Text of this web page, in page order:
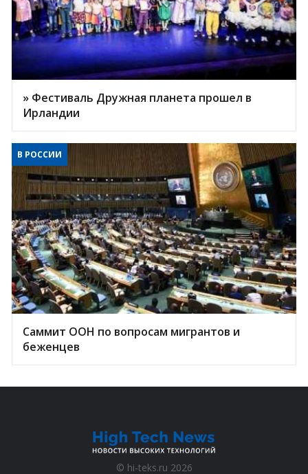
» Фестиваль Дружная планета прошел в
Ирландии
В РОССИИ
Саммит ООН по вопросам мигрантов и
беженцев
© hi-teks.ru 2026